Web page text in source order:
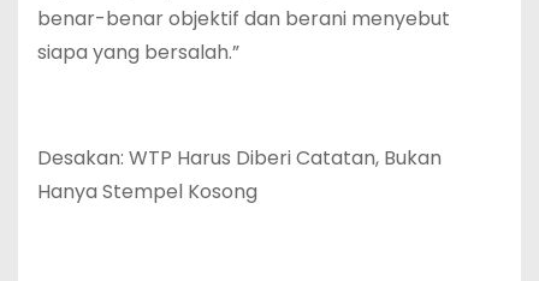
benar-benar objektif dan berani menyebut
siapa yang bersalah.”
Desakan: WTP Harus Diberi Catatan, Bukan
Hanya Stempel Kosong